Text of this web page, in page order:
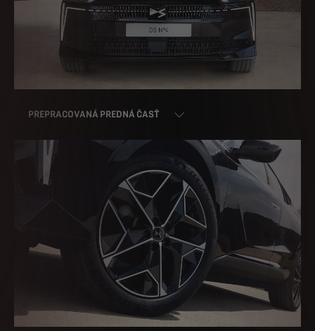
PREPRACOVANÁ PREDNÁ ČASŤ